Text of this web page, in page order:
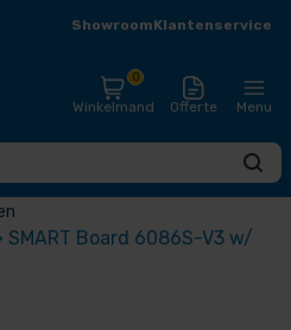
EigenMontageteam
ShowroomKlantenservice
Winkelmand
0
Offerte Menu
SMART Board 6086S-V3 w/